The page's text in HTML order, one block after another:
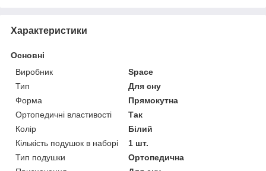
Характеристики
Основні
Виробник
Space
Тип
Для сну
Форма
Прямокутна
Ортопедичні властивості
Так
Колір
Білий
Кількість подушок в наборі
1 шт.
Тип подушки
Ортопедична